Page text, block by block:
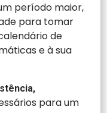
período maior,
para tomar
de
e à sua
para um